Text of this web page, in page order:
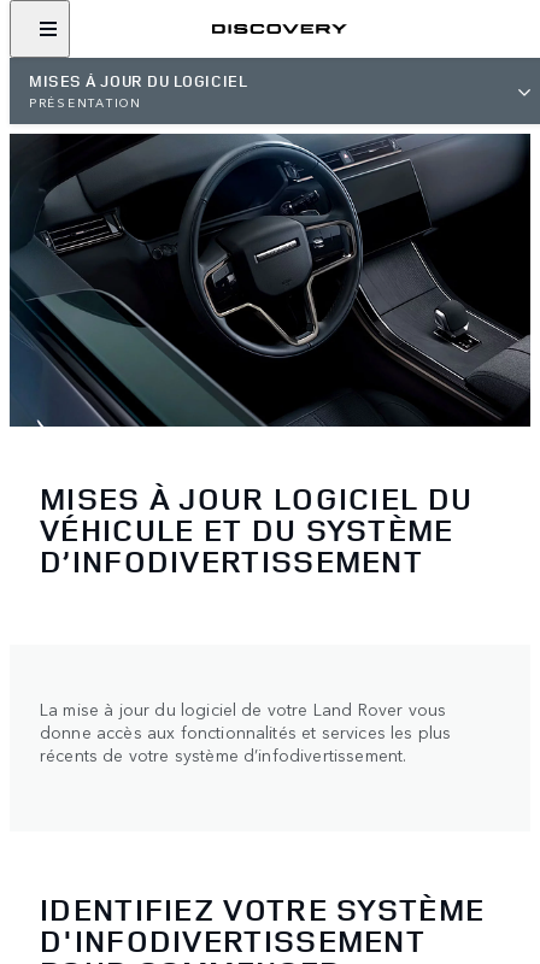
MISES À JOUR DU LOGICIEL
PRÉSENTATION
MISES À JOUR LOGICIEL DU
VÉHICULE ET DU SYSTÈME
D’INFODIVERTISSEMENT
La mise à jour du logiciel de votre Land Rover vous
donne accès aux fonctionnalités et services les plus
récents de votre système d’infodivertissement.
IDENTIFIEZ VOTRE SYSTÈME
D'INFODIVERTISSEMENT